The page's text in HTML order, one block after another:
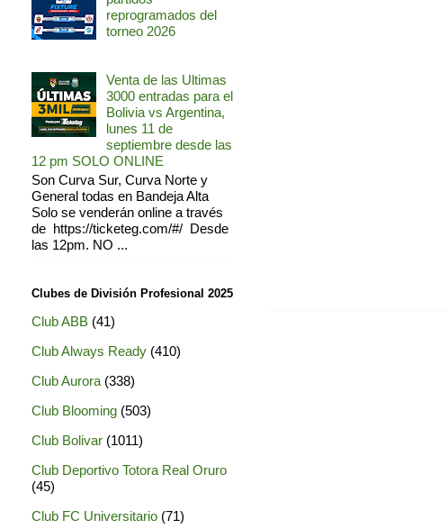
reprogramados del
torneo 2026
Venta de las Ultimas
3000 entradas para el
Bolivia vs Argentina,
lunes 11 de
septiembre desde las
12 pm SOLO ONLINE
Son Curva Sur, Curva Norte y
General todas en Bandeja Alta
Solo se venderán online a través
de https://ticketeg.com/#/ Desde
las 12pm. NO ...
Clubes de División Profesional 2025
Club ABB (41)
Club Always Ready (410)
Club Aurora (338)
Club Blooming (503)
Club Bolivar (1011)
Club Deportivo Totora Real Oruro
(45)
Club FC Universitario (71)